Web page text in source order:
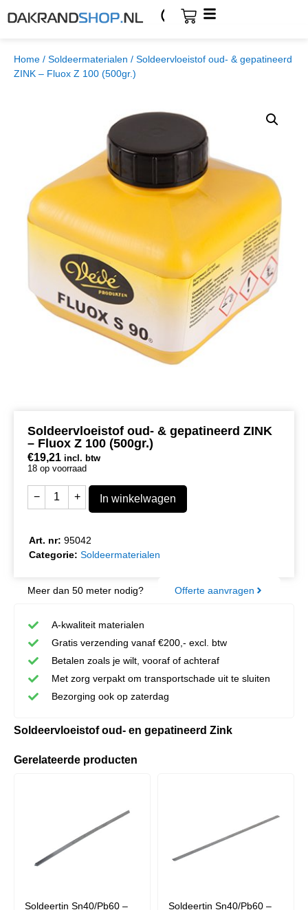
Home / Soldeermaterialen / Soldeervloeistof oud- & gepatineerd
ZINK – Fluox Z 100 (500gr.)
Soldeervloeistof oud- & gepatineerd ZINK
– Fluox Z 100 (500gr.)
€19,21 incl. btw
18 op voorraad
− + In winkelwagen
Art. nr: 95042
Categorie: Soldeermaterialen
Meer dan 50 meter nodig? Offerte aanvragen
A-kwaliteit materialen
Gratis verzending vanaf €200,- excl. btw
Betalen zoals je wilt, vooraf of achteraf
Met zorg verpakt om transportschade uit te sluiten
Bezorging ook op zaterdag
Soldeervloeistof oud- en gepatineerd Zink
Gerelateerde producten
Soldeertin Sn40/Pb60 –
Soldeertin Sn40/Pb60 –